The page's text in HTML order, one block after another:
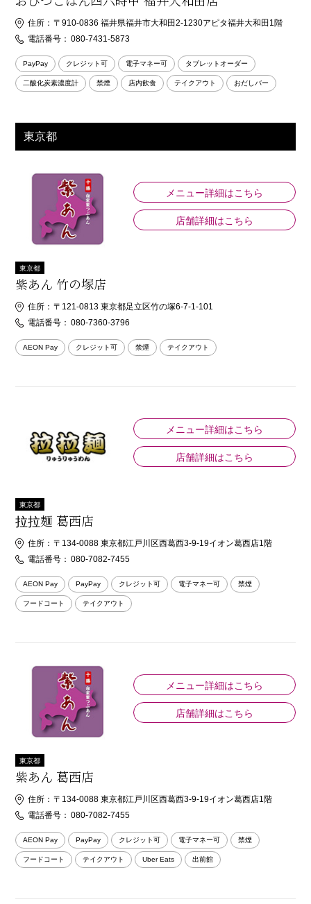
住所： 〒910-0836 福井県福井市大和田2-1230アピタ福井大和田1階
電話番号： 080-7431-5873
PayPay クレジット可 電子マネー可 タブレットオーダー
二酸化炭素濃度計 禁煙 店内飲食 テイクアウト おだしバー
東京都
メニュー詳細はこちら
店舗詳細はこちら
東京都
紫あん 竹の塚店
住所： 〒121-0813 東京都足立区竹の塚6-7-1-101
電話番号： 080-7360-3796
AEON Pay クレジット可 禁煙 テイクアウト
メニュー詳細はこちら
店舗詳細はこちら
東京都
拉拉麺 葛西店
住所： 〒134-0088 東京都江戸川区西葛西3-9-19イオン葛西店1階
電話番号： 080-7082-7455
AEON Pay PayPay クレジット可 電子マネー可 禁煙
フードコート テイクアウト
メニュー詳細はこちら
店舗詳細はこちら
東京都
紫あん 葛西店
住所： 〒134-0088 東京都江戸川区西葛西3-9-19イオン葛西店1階
電話番号： 080-7082-7455
AEON Pay PayPay クレジット可 電子マネー可 禁煙
フードコート テイクアウト Uber Eats 出前館